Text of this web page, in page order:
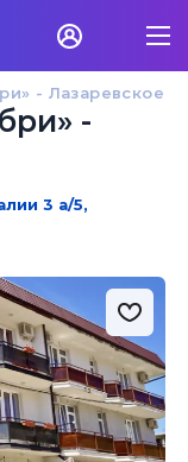
- Лазаревское
-
3 а/5,